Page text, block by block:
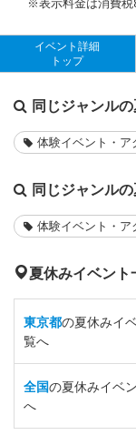
イベント詳細
トップ
同じジャンル
体験イベント・ア
同じジャンル
体験イベント・ア
夏休みイベント
東京都の夏休みイ
覧へ
全国の夏休みイベ
へ